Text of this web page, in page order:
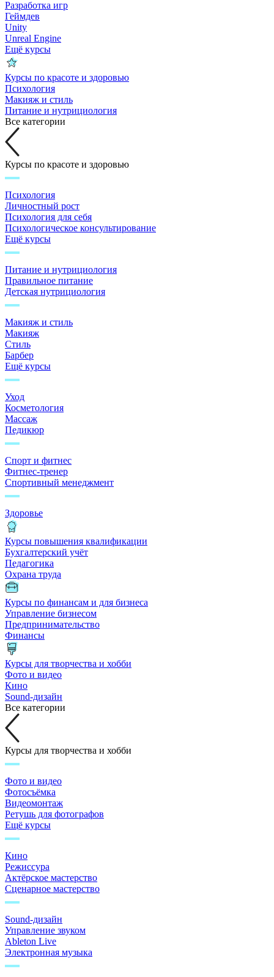
Разработка игр
Геймдев
Unity
Unreal Engine
Ещё курсы
Курсы по красоте и здоровью
Психология
Макияж и стиль
Питание и нутрициология
Все категории
Курсы по красоте и здоровью
Психология
Личностный рост
Психология для себя
Психологическое консультирование
Ещё курсы
Питание и нутрициология
Правильное питание
Детская нутрициология
Макияж и стиль
Макияж
Стиль
Барбер
Ещё курсы
Уход
Косметология
Массаж
Педикюр
Спорт и фитнес
Фитнес-тренер
Спортивный менеджмент
Здоровье
Курсы повышения квалификации
Бухгалтерский учёт
Педагогика
Охрана труда
Курсы по финансам и для бизнеса
Управление бизнесом
Предпринимательство
Финансы
Курсы для творчества и хобби
Фото и видео
Кино
Sound-дизайн
Все категории
Курсы для творчества и хобби
Фото и видео
Фотосъёмка
Видеомонтаж
Ретушь для фотографов
Ещё курсы
Кино
Режиссура
Актёрское мастерство
Сценарное мастерство
Sound-дизайн
Управление звуком
Ableton Live
Электронная музыка